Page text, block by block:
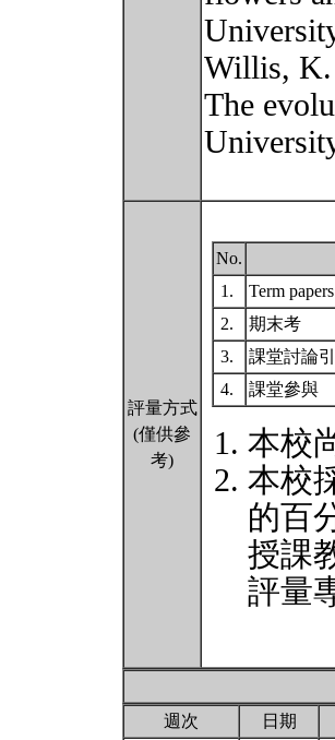
Willis, K.
The
評量方式
(僅供參
考)
No.
1.
Term papers
2.
期末考
3.
課堂討論
4.
課堂參與
本校
本校
的百
授課
評量
週次 日期